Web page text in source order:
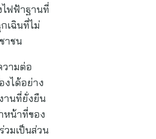
ไฟฟ้าฐานที่
เฉินที่ไม่
าชน
วามต่อ
งได้อย่าง
านที่ยั่งยืน
หน้าที่ของ
มเป็นส่วน